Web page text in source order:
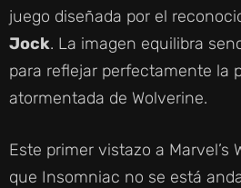
juego diseñada por el
Jock. La imagen equilibra
para reflejar perfectamente la
atormentada de Wolverine.
Este primer vistazo a Marvel’s
que Insomniac no se está